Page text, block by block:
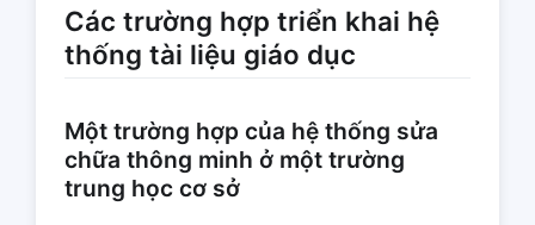
Các trường hợp triển khai hệ
thống tài liệu giáo dục
Một trường hợp của hệ thống sửa
chữa thông minh ở một trường
trung học cơ sở